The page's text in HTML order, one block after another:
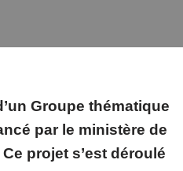
Groupe thématique
par le ministère de
projet s’est déroulé